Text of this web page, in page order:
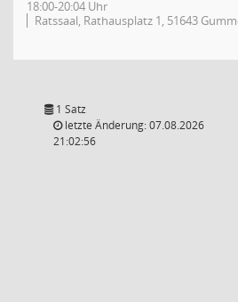
18:00-20:04 Uhr
Ratssaal, Rathausplatz 1, 51643
1 Satz
letzte Änderung: 07.08.2026
21:02:56